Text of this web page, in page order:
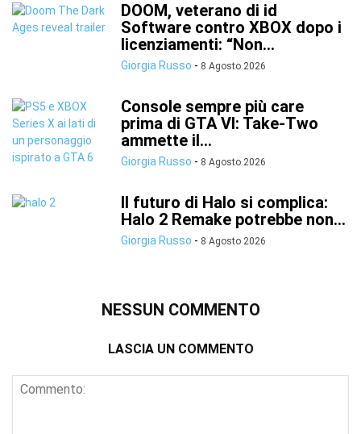
DOOM, veterano di id
Software contro XBOX dopo i
licenziamenti: “Non...
Giorgia Russo - 8 Agosto 2026
Console sempre più care
prima di GTA VI: Take-Two
ammette il...
Giorgia Russo - 8 Agosto 2026
Il futuro di Halo si complica:
Halo 2 Remake potrebbe non...
Giorgia Russo - 8 Agosto 2026
NESSUN COMMENTO
LASCIA UN COMMENTO